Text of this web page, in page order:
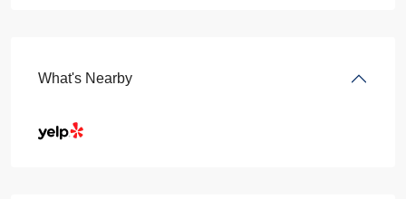
What's Nearby